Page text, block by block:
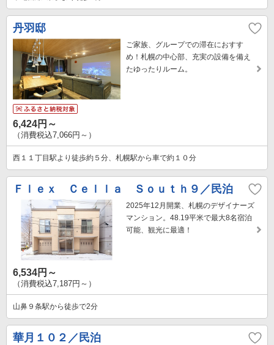
丹羽邸
ご家族、グループでの滞在におすす
め！札幌の中心部、充実の設備を備え
たゆったりルーム。
6,424円～
（消費税込7,066円～）
西１１丁目駅より徒歩約５分、札幌駅から車で約１０分
Ｆｌｅｘ Ｃｅｌｌａ Ｓｏｕｔｈ９／民泊
2025年12月開業、札幌のデザイナーズ
マンション。48.19平米で最大8名宿泊
可能、観光に最適！
6,534円～
（消費税込7,187円～）
山鼻９条駅から徒歩で2分
華月１０２／民泊